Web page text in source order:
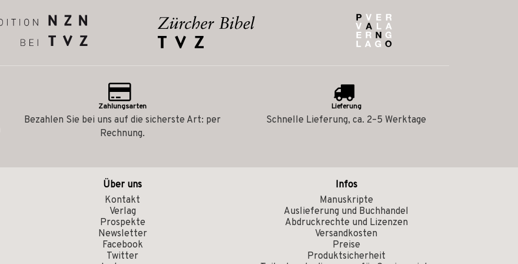
Zahlungsarten
Bezahlen Sie bei uns auf die sicherste Art: per
Rechnung.
Lieferung
Schnelle Lieferung, ca. 2–5 Werktage
Über uns
Kontakt
Verlag
Prospekte
Newsletter
Facebook
Twitter
Infos
Manuskripte
Auslieferung und Buchhandel
Abdruckrechte und Lizenzen
Versandkosten
Preise
Produktsicherheit